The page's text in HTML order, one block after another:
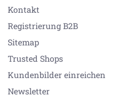
Kontakt
Registrierung B2B
Sitemap
Trusted Shops
Kundenbilder einreichen
Newsletter